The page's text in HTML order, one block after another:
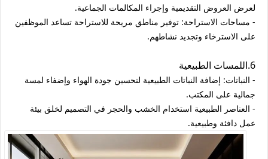
لعرض العروض التقديمية وإجراء المكالمات الجماعية.
- مساحات الاستراحة: توفير مناطق مريحة للاستراحة تساعد الموظفين
على الاسترخاء وتجديد نشاطهم.
6.اللمسات الطبيعية
- النباتات: إضافة النباتات الطبيعية لتحسين جودة الهواء وإضفاء لمسة
جمالية على المكتب.
- العناصر الطبيعية استخدام الخشب والحجر في التصميم لخلق بيئة
عمل دافئة وطبيعية.